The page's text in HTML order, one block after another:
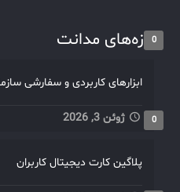
تازه‌های مدانت0
ابزارهای کاربردی و سفارشی
ژوئن 3, 2026 0
پلاگین کارت دیجیتال کاربران